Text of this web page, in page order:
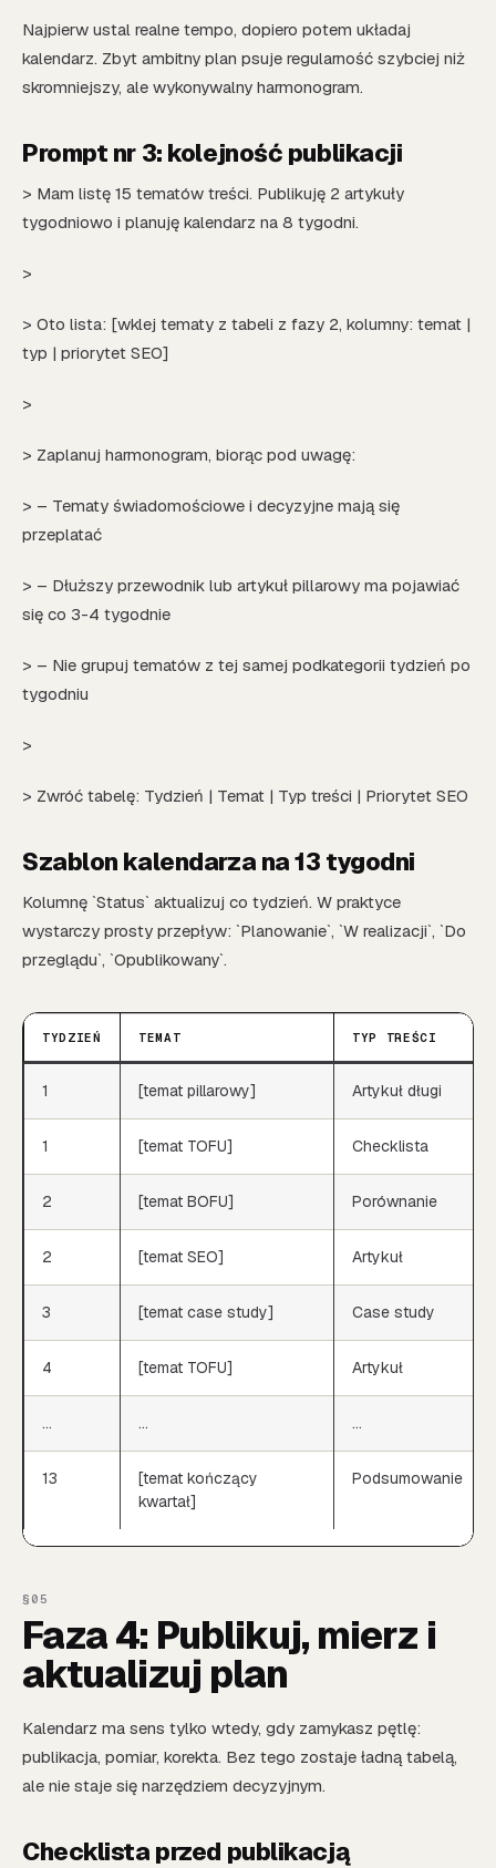
Najpierw ustal realne tempo, dopiero potem układaj
kalendarz. Zbyt ambitny plan psuje regularność szybciej niż
skromniejszy, ale wykonywalny harmonogram.
Prompt nr 3: kolejność publikacji
> Mam listę 15 tematów treści. Publikuję 2 artykuły
tygodniowo i planuję kalendarz na 8 tygodni.
>
> Oto lista: [wklej tematy z tabeli z fazy 2, kolumny: temat |
typ | priorytet SEO]
>
> Zaplanuj harmonogram, biorąc pod uwagę:
> – Tematy świadomościowe i decyzyjne mają się
przeplatać
> – Dłuższy przewodnik lub artykuł pillarowy ma pojawiać
się co 3-4 tygodnie
> – Nie grupuj tematów z tej samej podkategorii tydzień po
tygodniu
>
> Zwróć tabelę: Tydzień | Temat | Typ treści | Priorytet SEO
Szablon kalendarza na 13 tygodni
Kolumnę `Status` aktualizuj co tydzień. W praktyce
wystarczy prosty przepływ: `Planowanie`, `W realizacji`, `Do
przeglądu`, `Opublikowany`.
TYDZIEŃ TEMAT TYP TREŚCI
1 [temat pillarowy] Artykuł długi
1 [temat TOFU] Checklista
2 [temat BOFU] Porównanie
2 [temat SEO] Artykuł
3 [temat case study] Case study
4 [temat TOFU] Artykuł
… … …
13
[temat kończący
kwartał]
Podsumowanie
Faza 4: Publikuj, mierz i
aktualizuj plan
Kalendarz ma sens tylko wtedy, gdy zamykasz pętlę:
publikacja, pomiar, korekta. Bez tego zostaje ładną tabelą,
ale nie staje się narzędziem decyzyjnym.
Checklista przed publikacją